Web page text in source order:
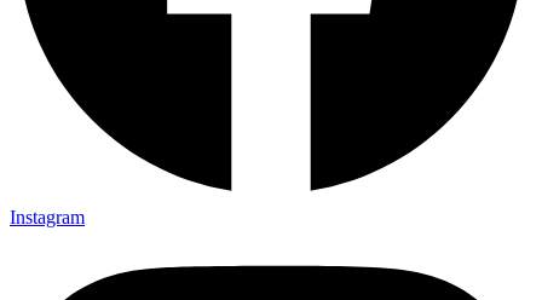
Instagram